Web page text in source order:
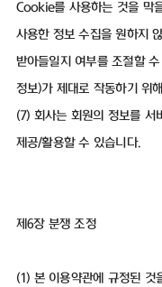
Cookie를 사용하는 것을 막
사용한 정보 수집을 원하지
받아들일지 여부를 조절할
정보)가 제대로 작동하기 위
(7) 회사는 회원의 정보를 서
제공/활용할 수 있습니다.
제6장 분쟁 조정
(1) 본 이용약관에 규정된 것